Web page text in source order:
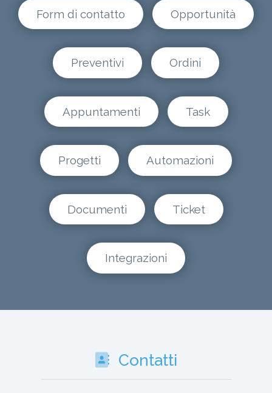
Form di contatto Opportunità
Preventivi Ordini
Appuntamenti Task
Progetti Automazioni
Documenti Ticket
Integrazioni
Contatti